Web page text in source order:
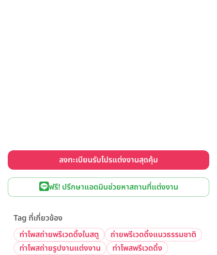
ลงทะเบียนรับโปรแต่งงานสุดคุ้ม
ฟรี! ปรึกษาแอดมินช่วยหาสถานที่แต่งงาน
Tag ที่เกี่ยวข้อง
ท่าโพสถ่ายพรีเวดดิ้งในสตู
ถ่ายพรีเวดดิ้งแนวธรรมชาติ
ท่าโพสถ่ายรูปงานแต่งงาน
ท่าโพสพรีเวดดิ้ง